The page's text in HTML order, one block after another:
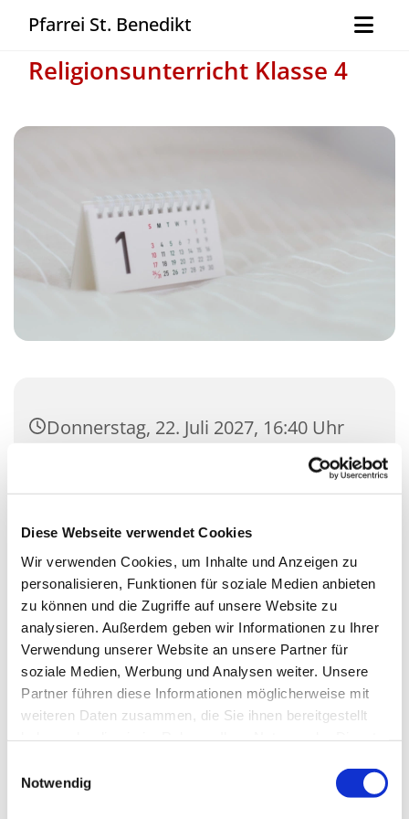
Diese Webseite verwendet Cookies
Wir verwenden Cookies, um Inhalte und Anzeigen zu
personalisieren, Funktionen für soziale Medien anbieten
zu können und die Zugriffe auf unsere Website zu
analysieren. Außerdem geben wir Informationen zu Ihrer
Verwendung unserer Website an unsere Partner für
soziale Medien, Werbung und Analysen weiter. Unsere
Partner führen diese Informationen möglicherweise mit
weiteren Daten zusammen, die Sie ihnen bereitgestellt
Notwendig
Pfarrei St. Benedikt
Religionsunterricht Klasse 4
Donnerstag, 22. Juli 2027, 16:40 Uhr
Gemeindehaus Saal St. Nikolaus
39Blankenfelde, 15827 Blankenfelde-
Mahlow